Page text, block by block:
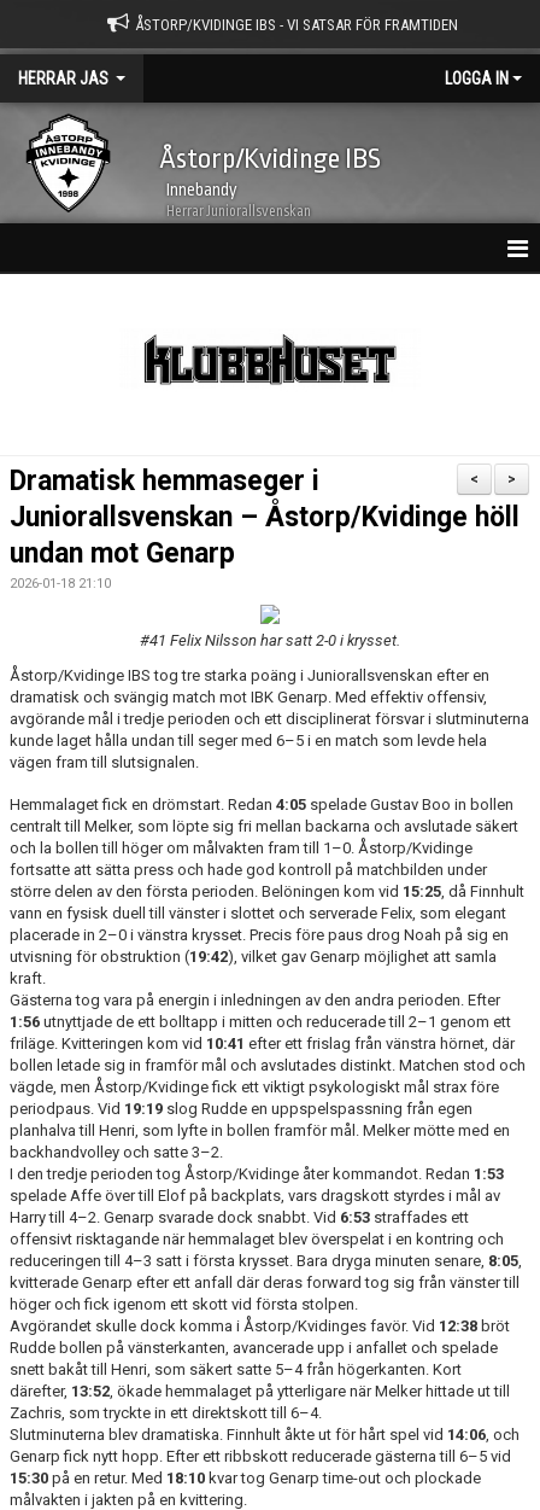
ÅSTORP/KVIDINGE IBS - VI SATSAR FÖR FRAMTIDEN
HERRAR JAS LOGGA IN
Åstorp/Kvidinge IBS
Innebandy
Herrar Juniorallsvenskan
MATCHER
DOKUMENT
>
<
Dramatisk hemmaseger i
Juniorallsvenskan – Åstorp/Kvidinge höll
undan mot Genarp
2026-01-18 21:10
#41 Felix Nilsson har satt 2-0 i krysset.
Åstorp/Kvidinge IBS tog tre starka poäng i Juniorallsvenskan efter en
dramatisk och svängig match mot IBK Genarp. Med effektiv offensiv,
avgörande mål i tredje perioden och ett disciplinerat försvar i slutminuterna
kunde laget hålla undan till seger med 6–5 i en match som levde hela
vägen fram till slutsignalen.
Hemmalaget fick en drömstart. Redan 4:05 spelade Gustav Boo in bollen
centralt till Melker, som löpte sig fri mellan backarna och avslutade säkert
och la bollen till höger om målvakten fram till 1–0. Åstorp/Kvidinge
fortsatte att sätta press och hade god kontroll på matchbilden under
större delen av den första perioden. Belöningen kom vid 15:25, då Finnhult
vann en fysisk duell till vänster i slottet och serverade Felix, som elegant
placerade in 2–0 i vänstra krysset. Precis före paus drog Noah på sig en
utvisning för obstruktion (19:42), vilket gav Genarp möjlighet att samla
kraft.
Gästerna tog vara på energin i inledningen av den andra perioden. Efter
1:56 utnyttjade de ett bolltapp i mitten och reducerade till 2–1 genom ett
friläge. Kvitteringen kom vid 10:41 efter ett frislag från vänstra hörnet, där
bollen letade sig in framför mål och avslutades distinkt. Matchen stod och
vägde, men Åstorp/Kvidinge fick ett viktigt psykologiskt mål strax före
periodpaus. Vid 19:19 slog Rudde en uppspelspassning från egen
planhalva till Henri, som lyfte in bollen framför mål. Melker mötte med en
backhandvolley och satte 3–2.
I den tredje perioden tog Åstorp/Kvidinge åter kommandot. Redan 1:53
spelade Affe över till Elof på backplats, vars dragskott styrdes i mål av
Harry till 4–2. Genarp svarade dock snabbt. Vid 6:53 straffades ett
offensivt risktagande när hemmalaget blev överspelat i en kontring och
reduceringen till 4–3 satt i första krysset. Bara dryga minuten senare, 8:05,
kvitterade Genarp efter ett anfall där deras forward tog sig från vänster till
höger och fick igenom ett skott vid första stolpen.
Avgörandet skulle dock komma i Åstorp/Kvidinges favör. Vid 12:38 bröt
Rudde bollen på vänsterkanten, avancerade upp i anfallet och spelade
snett bakåt till Henri, som säkert satte 5–4 från högerkanten. Kort
därefter, 13:52, ökade hemmalaget på ytterligare när Melker hittade ut till
Zachris, som tryckte in ett direktskott till 6–4.
Slutminuterna blev dramatiska. Finnhult åkte ut för hårt spel vid 14:06, och
Genarp fick nytt hopp. Efter ett ribbskott reducerade gästerna till 6–5 vid
15:30 på en retur. Med 18:10 kvar tog Genarp time-out och plockade
målvakten i jakten på en kvittering.